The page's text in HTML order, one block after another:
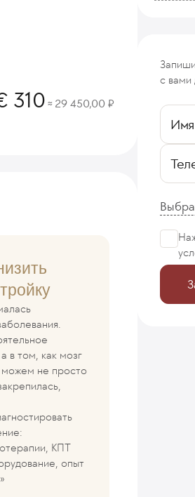
310 ≈ 29 450,00
в том, как мозг
можем не просто
КПТ
опыт
с вами
Имя